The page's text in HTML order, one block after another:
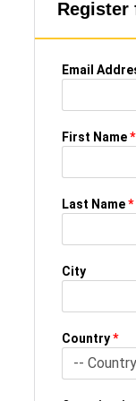
Register
Email
First Name*
Last Name*
City
Country*